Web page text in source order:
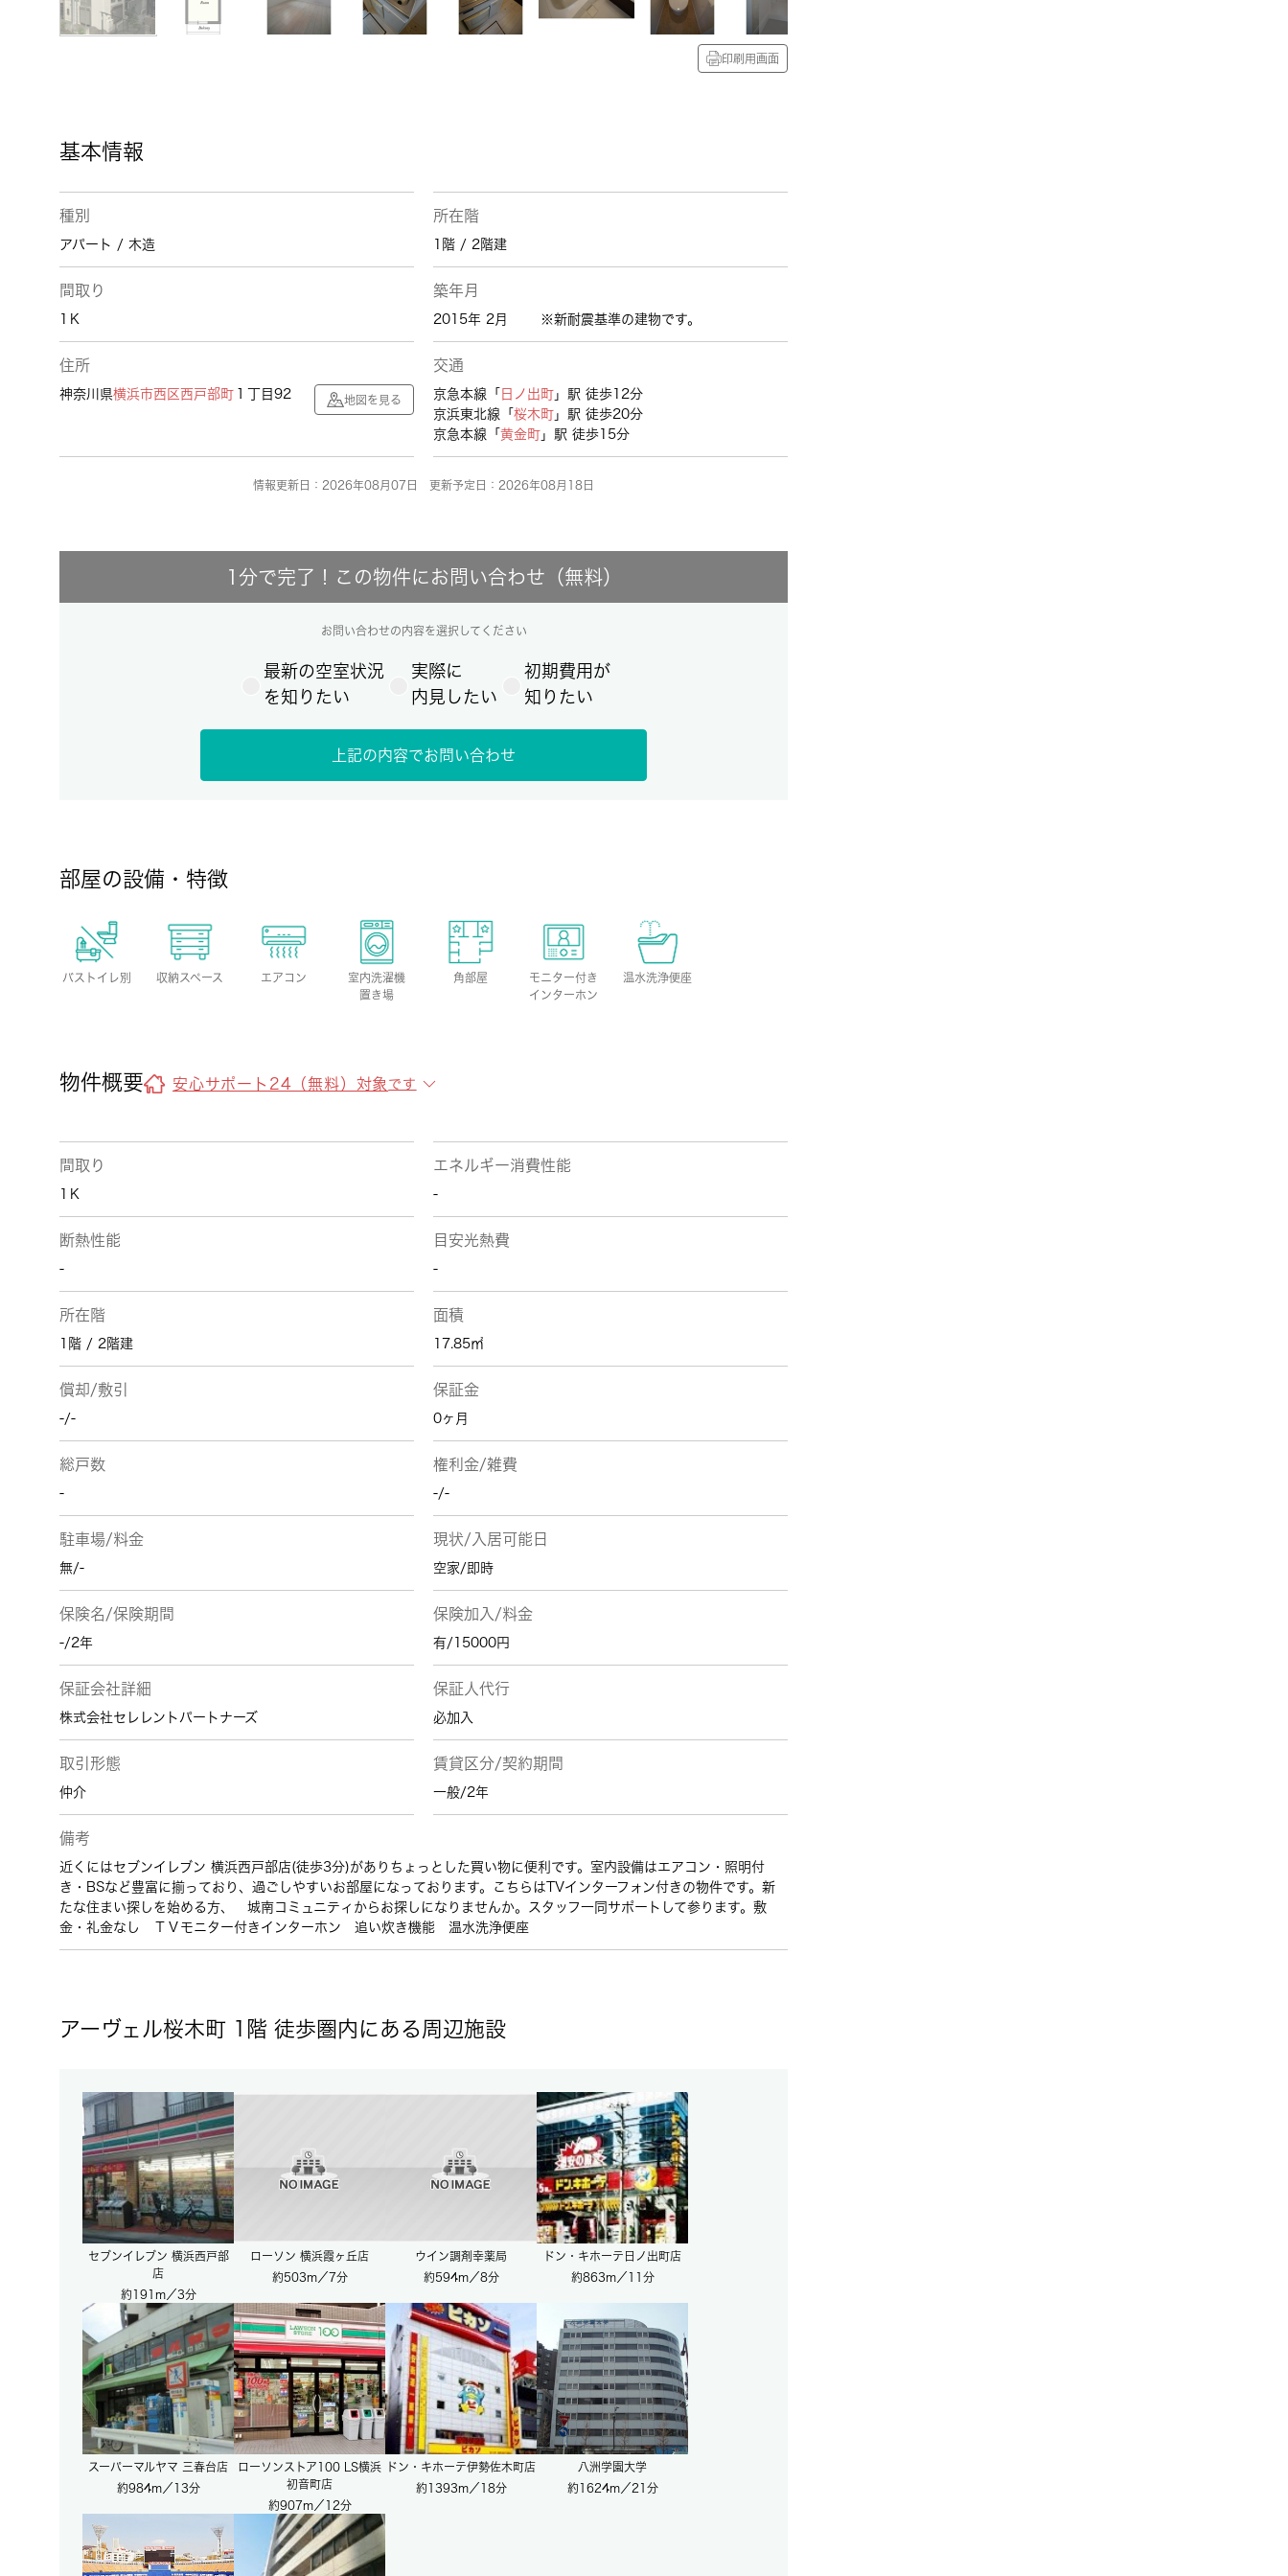
印刷用画面
基本情報
種別
アパート / 木造
所在階
1階 / 2階建
間取り
1Ｋ
築年月
2015年 2月 ※新耐震基準の建物です。
住所
神奈川県横浜市西区 西戸部町 １丁目92 地図を見る
交通
京急本線「 日ノ出町 」駅 徒歩12分
京浜東北線「 桜木町 」駅 徒歩20分
京急本線「 黄金町 」駅 徒歩15分
情報更新日：2026年08月07日 更新予定日：2026年08月18日
1分で完了！この物件にお問い合わせ（無料）
お問い合わせの内容を選択してください
最新の空室状況
を知りたい
実際に
内見したい
初期費用が
知りたい
上記の内容でお問い合わせ
部屋の設備・特徴
バストイレ別 収納スペース エアコン
室内洗濯機
置き場
角部屋
モニター付き
インターホン
温水洗浄便座
物件概要 安心サポート24（無料）対象 です
間取り
1Ｋ
エネルギー消費性能
-
断熱性能
-
目安光熱費
-
所在階
1階 / 2階建
面積
17.85㎡
償却/敷引
-/-
保証金
0ヶ月
総戸数
-
権利金/雑費
-/-
駐車場/料金
無/-
現状/入居可能日
空家/即時
保険名/保険期間
-/2年
保険加入/料金
有/15000円
保証会社詳細
株式会社セレレントパートナーズ
保証人代行
必加入
取引形態
仲介
賃貸区分/契約期間
一般/2年
備考
近くにはセブンイレブン 横浜西戸部店(徒歩3分)がありちょっとした買い物に便利です。室内設備はエアコン・照明付
き・BSなど豊富に揃っており、過ごしやすいお部屋になっております。こちらはTVインターフォン付きの物件です。新
たな住まい探しを始める方、 城南コミュニティからお探しになりませんか。スタッフ一同サポートして参ります。敷
金・礼金なし ＴＶモニター付きインターホン 追い炊き機能 温水洗浄便座
アーヴェル桜木町 1階 徒歩圏内にある周辺施設
セブンイレブン 横浜西戸部
店
約191m／3分
ローソン 横浜霞ヶ丘店
約503m／7分
ウイン調剤幸薬局
約594m／8分
ドン・キホーテ日ノ出町店
約863m／11分
スーパーマルヤマ 三春台店
約984m／13分
ローソンストア100 LS横浜
初音町店
約907m／12分
ドン・キホーテ伊勢佐木町店
約1393m／18分
八洲学園大学
約1624m／21分